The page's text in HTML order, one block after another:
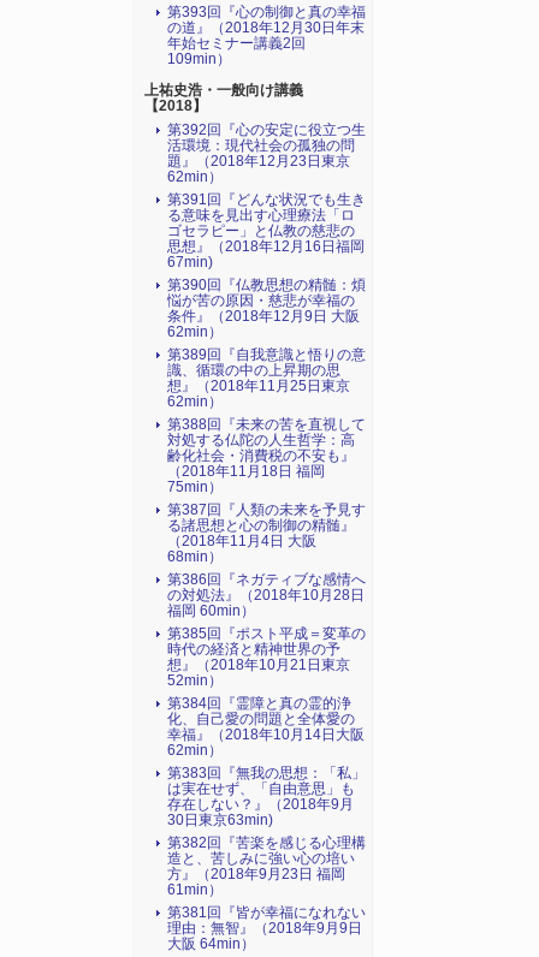
第393回『心の制御と真の幸福
の道』（2018年12月30日年末
年始セミナー講義2回
109min）
上祐史浩・一般向け講義
【2018】
第392回『心の安定に役立つ生
活環境：現代社会の孤独の問
題』（2018年12月23日東京
62min）
第391回『どんな状況でも生き
る意味を見出す心理療法「ロ
ゴセラピー」と仏教の慈悲の
思想』（2018年12月16日福岡
67min)
第390回『仏教思想の精髄：煩
悩が苦の原因・慈悲が幸福の
条件』（2018年12月9日 大阪
62min）
第389回『自我意識と悟りの意
識、循環の中の上昇期の思
想』（2018年11月25日東京
62min）
第388回『未来の苦を直視して
対処する仏陀の人生哲学：高
齢化社会・消費税の不安も』
（2018年11月18日 福岡
75min）
第387回『人類の未来を予見す
る諸思想と心の制御の精髄』
（2018年11月4日 大阪
68min）
第386回『ネガティブな感情へ
の対処法』（2018年10月28日
福岡 60min）
第385回『ポスト平成＝変革の
時代の経済と精神世界の予
想』（2018年10月21日東京
52min）
第384回『霊障と真の霊的浄
化、自己愛の問題と全体愛の
幸福』（2018年10月14日大阪
62min）
第383回『無我の思想：「私」
は実在せず、「自由意思」も
存在しない？』（2018年9月
30日東京63min)
第382回『苦楽を感じる心理構
造と、苦しみに強い心の培い
方』（2018年9月23日 福岡
61min）
第381回『皆が幸福になれない
理由：無智』（2018年9月9日
大阪 64min）